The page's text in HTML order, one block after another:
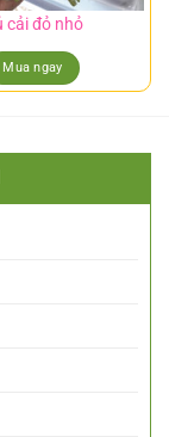
cải đỏ nhỏ
Mua ngay